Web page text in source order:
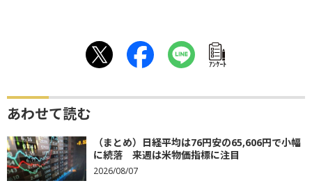
ｱﾝｹｰﾄ
あわせて読む
（まとめ）日経平均は76円安の65,606円で小幅
に続落 来週は米物価指標に注目
2026/08/07